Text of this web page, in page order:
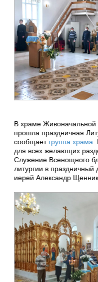
В храме Живоначальной
прошла праздничная
сообщает группа храма.
для всех желающих
Служение Всенощного
литургии в праздничный
иерей Александр